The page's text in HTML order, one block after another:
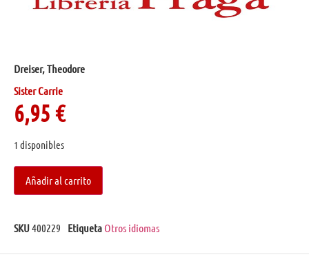
Dreiser, Theodore
Sister Carrie
6,95 €
1 disponibles
Añadir al carrito
SKU400229 Etiqueta Otros idiomas